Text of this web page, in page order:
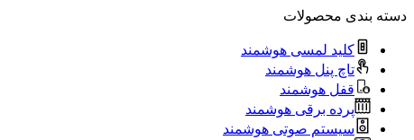
دسته بندی محصولات
کلید لمسی هوشمند
تاچ پنل هوشمند
قفل هوشمند
پرده برقی هوشمند
سیستم صوتی هوشمند